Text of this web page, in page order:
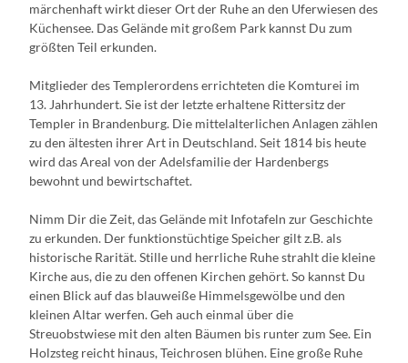
märchenhaft wirkt dieser Ort der Ruhe an den Uferwiesen des
Küchensee. Das Gelände mit großem Park kannst Du zum
größten Teil erkunden.
Mitglieder des Templerordens errichteten die Komturei im
13. Jahrhundert. Sie ist der letzte erhaltene Rittersitz der
Templer in Brandenburg. Die mittelalterlichen Anlagen zählen
zu den ältesten ihrer Art in Deutschland. Seit 1814 bis heute
wird das Areal von der Adelsfamilie der Hardenbergs
bewohnt und bewirtschaftet.
Nimm Dir die Zeit, das Gelände mit Infotafeln zur Geschichte
zu erkunden. Der funktionstüchtige Speicher gilt z.B. als
historische Rarität. Stille und herrliche Ruhe strahlt die kleine
Kirche aus, die zu den offenen Kirchen gehört. So kannst Du
einen Blick auf das blauweiße Himmelsgewölbe und den
kleinen Altar werfen. Geh auch einmal über die
Streuobstwiese mit den alten Bäumen bis runter zum See. Ein
Holzsteg reicht hinaus, Teichrosen blühen. Eine große Ruhe